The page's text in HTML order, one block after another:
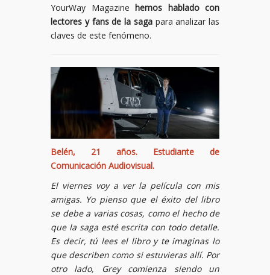
YourWay Magazine hemos hablado con
lectores y fans de la sagapara analizar las
claves de este fenómeno.
Belén, 21 años. Estudiante de
Comunicación Audiovisual.
El viernes voy a ver la película con mis
amigas. Yo pienso que el éxito del libro
se debe a varias cosas, como el hecho de
que la saga esté escrita con todo detalle.
Es decir, tú lees el libro y te imaginas lo
que describen como si estuvieras allí. Por
otro lado, Grey comienza siendo un